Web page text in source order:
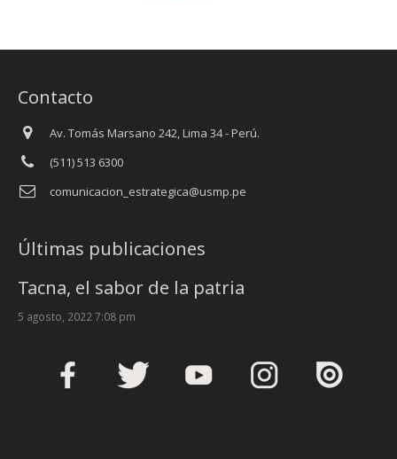
Contacto
Av. Tomás Marsano 242, Lima 34 - Perú.
(511) 513 6300
comunicacion_estrategica@usmp.pe
Últimas publicaciones
Tacna, el sabor de la patria
5 agosto, 2022 7:08 pm